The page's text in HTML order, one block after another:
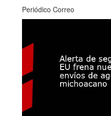
Periódico Correo